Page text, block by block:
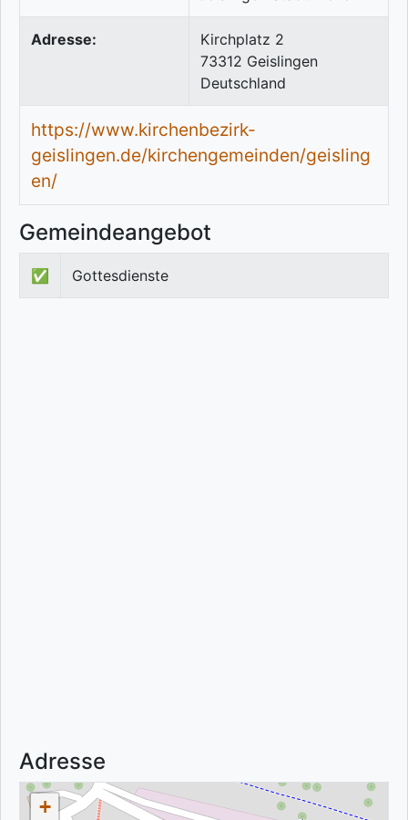
Adresse:
Kirchplatz 2
73312 Geislingen
Deutschland
https://www.kirchenbezirk-
geislingen.de/kirchengemeinden/geisling
en/
Gemeindeangebot
✅ Gottesdienste
Adresse
+